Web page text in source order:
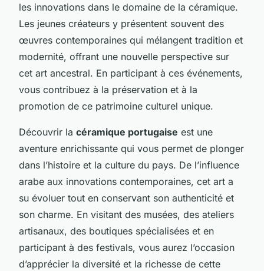
les innovations dans le domaine de la céramique.
Les jeunes créateurs y présentent souvent des
œuvres contemporaines qui mélangent tradition et
modernité, offrant une nouvelle perspective sur
cet art ancestral. En participant à ces événements,
vous contribuez à la préservation et à la
promotion de ce patrimoine culturel unique.
Découvrir la céramique portugaise est une
aventure enrichissante qui vous permet de plonger
dans l’histoire et la culture du pays. De l’influence
arabe aux innovations contemporaines, cet art a
su évoluer tout en conservant son authenticité et
son charme. En visitant des musées, des ateliers
artisanaux, des boutiques spécialisées et en
participant à des festivals, vous aurez l’occasion
d’apprécier la diversité et la richesse de cette